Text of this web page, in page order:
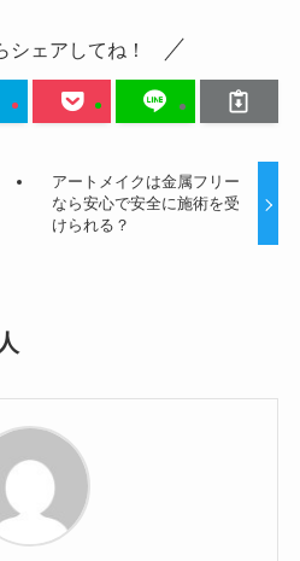
シェアしてね！
アートメイクは金属フリー
なら安心で安全に施術を受
けられる？